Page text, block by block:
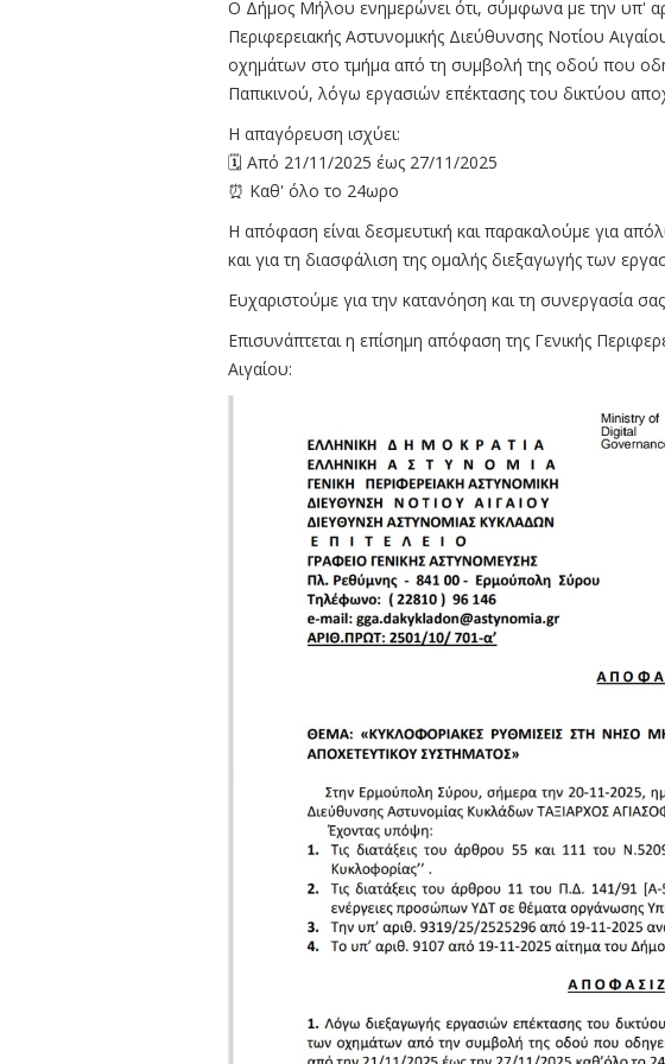
Ο Δήμος Μήλου ενημερώνει ότι, σύμφωνα με την υπ'
Περιφερειακής Αστυνομικής Διεύθυνσης Νοτίου
οχημάτων στο τμήμα από τη συμβολή της οδού που
Παπικινού, λόγω εργασιών επέκτασης του δικτύου
Η απαγόρευση ισχύει:
🗓 Από 21/11/2025 έως 27/11/2025
⏰ Καθ' όλο το 24ωρο
Η απόφαση είναι δεσμευτική και παρακαλούμε για
και για τη διασφάλιση της ομαλής διεξαγωγής των
Ευχαριστούμε για την κατανόηση και τη συνεργασία
Επισυνάπτεται η επίσημη απόφαση της Γενικής
Αιγαίου: